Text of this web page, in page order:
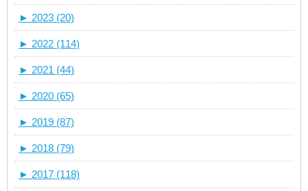
► 2023 (20)
► 2022 (114)
► 2021 (44)
► 2020 (65)
► 2019 (87)
► 2018 (79)
► 2017 (118)